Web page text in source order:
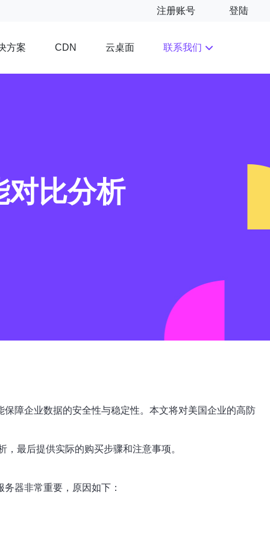
注册账号 登陆
方案 CDN 云桌面 联系我们
对比分析
障企业数据的安全性与稳定性。本文将对美国企业的高防
最后提供实际的购买步骤和注意事项。
器非常重要，原因如下：